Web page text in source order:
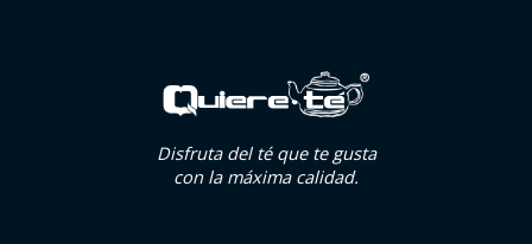
Disfruta del té que te gusta
con la máxima calidad.